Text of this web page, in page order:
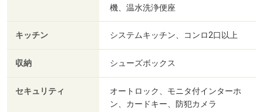
機、温水洗浄便座
キッチン システムキッチン、コンロ2口以上
収納 シューズボックス
セキュリティ
オートロック、モニタ付インターホ
ン、カードキー、防犯カメラ